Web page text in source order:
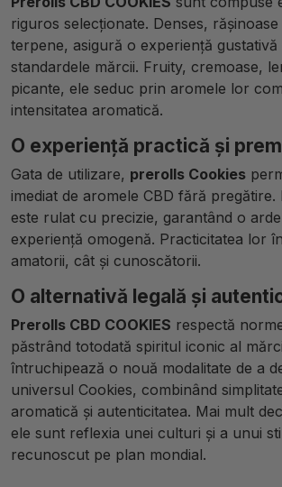
riguros selecționate. Denses,
terpene, asigură o experiență gustativă
standardele mărcii. Fruity, cremoase,
picante, ele seduc prin aromele lor
intensitatea aromatică.
O experiență practică și
Gata de utilizare, prerolls Cookies
imediat de aromele CBD fără pregătire.
este rulat cu precizie, garantând o
experiență omogenă. Practicitatea lor
amatorii, cât și cunoscătorii.
O alternativă legală și
Prerolls CBD COOKIES respectă
păstrând totodată spiritul iconic al
întruchipează o nouă modalitate de a
universul Cookies, combinând
aromatică și autenticitatea. Mai mult
ele sunt reflexia unei culturi și a unui
recunoscut pe plan mondial.